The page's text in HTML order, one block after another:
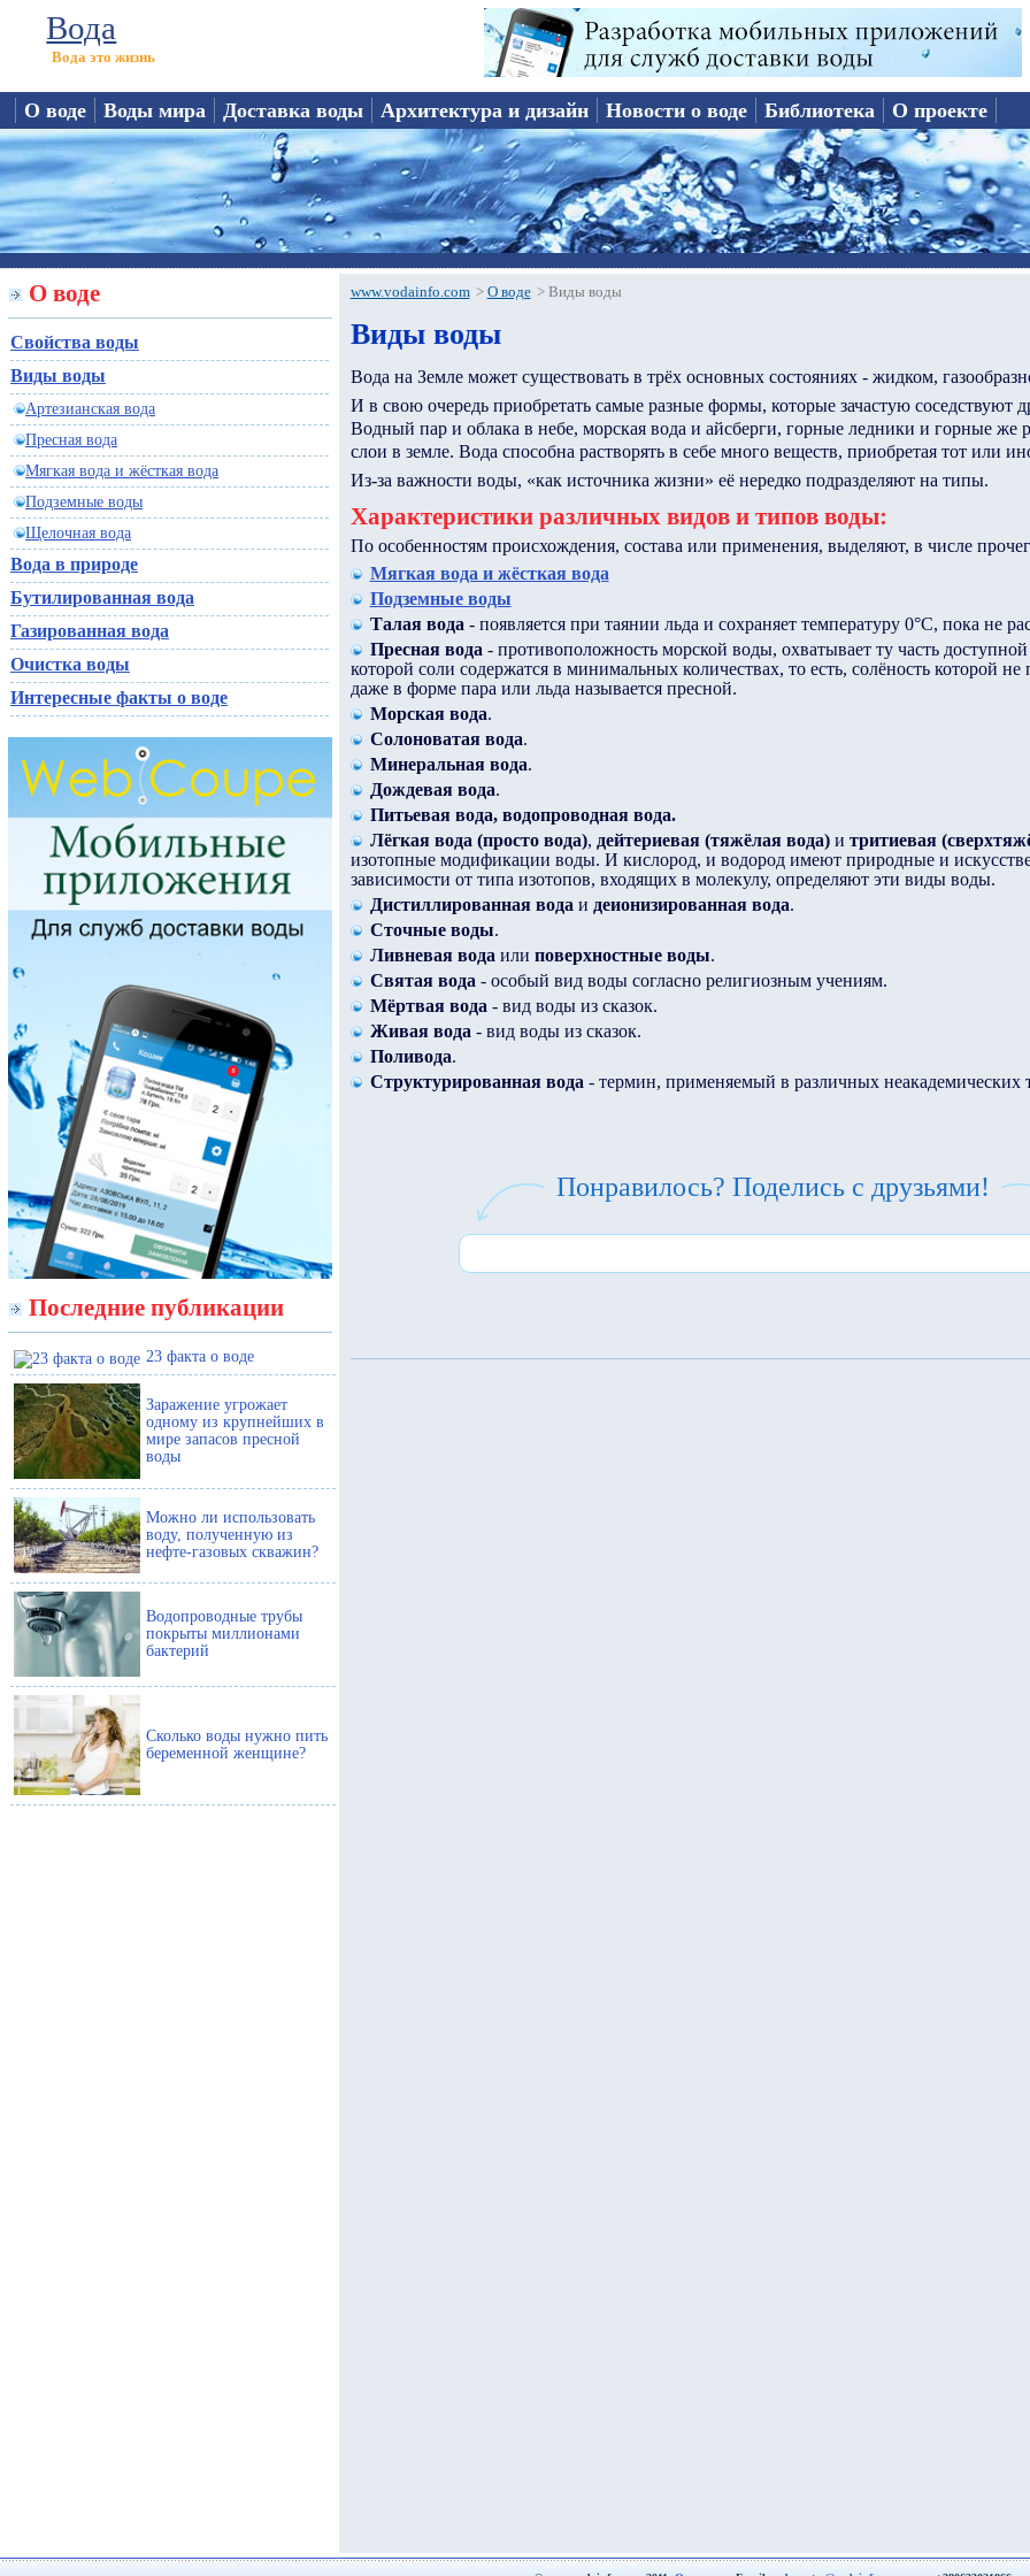
Вода
Вода это жизнь
О воде Воды мира Доставка воды Архитектура и дизайн Новости о воде Библиотека О проекте
О воде
Свойства воды
Виды воды
Артезианская вода
Пресная вода
Мягкая вода и жёсткая вода
Подземные воды
Щелочная вода
Вода в природе
Бутилированная вода
Газированная вода
Очистка воды
Интересные факты о воде
Последние публикации
23 факта о воде
Заражение угрожает
одному из крупнейших в
мире запасов пресной
воды
Можно ли использовать
воду, полученную из
нефте-газовых скважин?
Водопроводные трубы
покрыты миллионами
бактерий
Сколько воды нужно пить
беременной женщине?
www.vodainfo.com > О воде > Виды воды
Виды воды
Вода на Земле может существовать в трёх основных состояниях - жидком,
И в свою очередь приобретать самые разные формы, которые зачастую соседствуют
Водный пар и облака в небе, морская вода и айсберги, горные ледники и горные же
слои в земле. Вода способна растворять в себе много веществ, приобретая тот или
Из-за важности воды, «как источника жизни» её нередко подразделяют на типы.
Характеристики различных видов и типов воды:
По особенностям происхождения, состава или применения, выделяют, в числе
Мягкая вода и жёсткая вода
Подземные воды
Талая вода - появляется при таянии льда и сохраняет температуру 0°C, пока не
Пресная вода - противоположность морской воды, охватывает ту часть
которой соли содержатся в минимальных количествах, то есть, солёность которой
даже в форме пара или льда называется пресной.
Морская вода.
Солоноватая вода.
Минеральная вода.
Дождевая вода.
Питьевая вода, водопроводная вода.
Лёгкая вода (просто вода), дейтериевая (тяжёлая вода)и тритиевая
изотопные модификации воды. И кислород, и водород имеют природные и
зависимости от типа изотопов, входящих в молекулу, определяют эти виды воды.
Дистиллированная вода и деионизированная вода.
Сточные воды.
Ливневая вода или поверхностные воды.
Святая вода - особый вид воды согласно религиозным учениям.
Мёртвая вода - вид воды из сказок.
Живая вода - вид воды из сказок.
Поливода.
Структурированная вода - термин, применяемый в различных неакадемических
Понравилось? Поделись с друзьями!